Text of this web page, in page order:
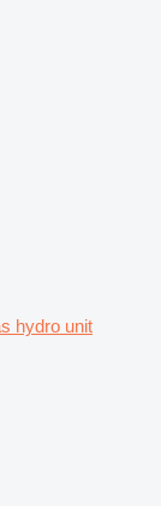
hydro unit